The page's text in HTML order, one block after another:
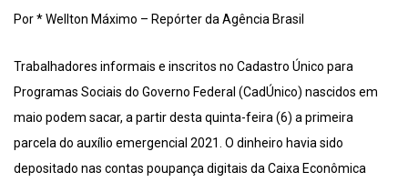
Por * Wellton Máximo – Repórter da Agência Brasil
Trabalhadores informais e inscritos no Cadastro Único para
Programas Sociais do Governo Federal (CadÚnico) nascidos em
maio podem sacar, a partir desta quinta-feira (6) a primeira
parcela do auxílio emergencial 2021. O dinheiro havia sido
depositado nas contas poupança digitais da Caixa Econômica